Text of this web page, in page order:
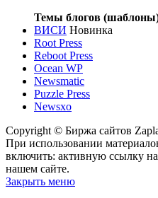
Темы блогов
ВИСИ Новинка
Root Press
Reboot Press
Ocean WP
Newsmatic
Puzzle Press
Newsxo
Copyright © Биржа сайтов
При использовании
включить: активную ссылку
нашем сайте.
Закрыть меню